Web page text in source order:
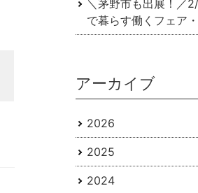
＼茅野市も出展！／
で暮らす働くフェア
アーカイブ
2026
2025
2024